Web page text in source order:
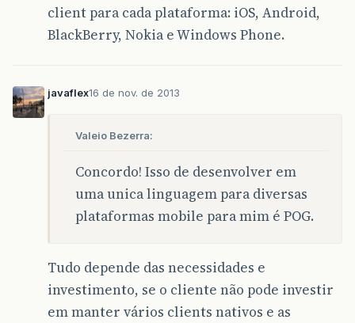
client para cada plataforma: iOS, Android,
BlackBerry, Nokia e Windows Phone.
javaflex16 de nov. de 2013
Valeio Bezerra:
Concordo! Isso de desenvolver em
uma unica linguagem para diversas
plataformas mobile para mim é POG.
Tudo depende das necessidades e
investimento, se o cliente não pode investir
em manter vários clients nativos e as